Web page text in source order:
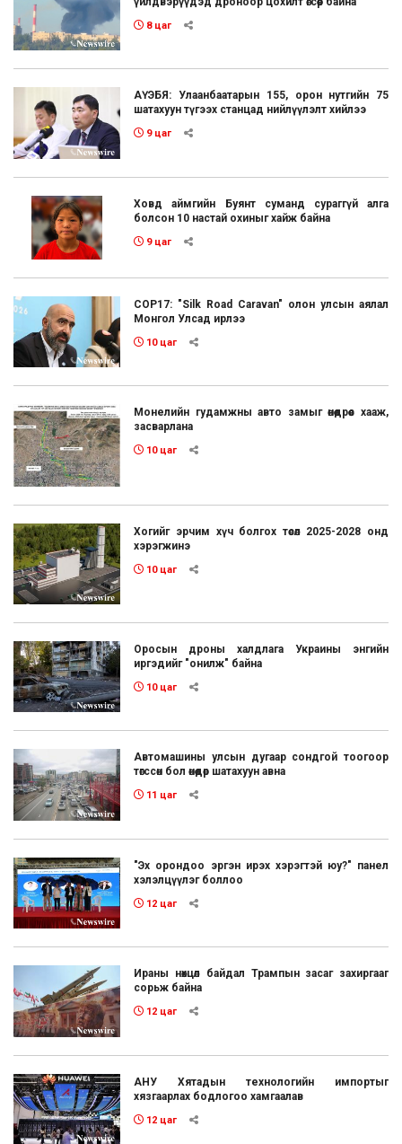
8 цаг
АҮЭБЯ: Улаанбаатарын 155, орон нутгийн 75
шатахуун түгээх станцад нийлүүлэлт хийлээ
9 цаг
Ховд аймгийн Буянт суманд сураггүй алга
болсон 10 настай охиныг хайж байна
9 цаг
COP17: "Silk Road Caravan" олон улсын аялал
Монгол Улсад ирлээ
10 цаг
Монелийн гудамжны авто замыг өнөөдрөөс хааж,
засварлана
10 цаг
Хогийг эрчим хүч болгох төсөл 2025-2028 онд
хэрэгжинэ
10 цаг
Оросын дроны халдлага Украины энгийн
иргэдийг "онилж" байна
10 цаг
Автомашины улсын дугаар сондгой тоогоор
төгссөн бол өнөөдөр шатахуун авна
11 цаг
"Эх орондоо эргэн ирэх хэрэгтэй юу?" панел
хэлэлцүүлэг боллоо
12 цаг
Ираны нөхцөл байдал Трампын засаг захиргааг
сорьж байна
12 цаг
АНУ Хятадын технологийн импортыг
хязгаарлах бодлогоо хамгаалав
12 цаг